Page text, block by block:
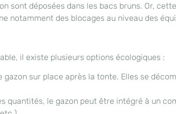
sont déposées dans les bacs bruns. Or,
notamment des blocages au niveau des
il existe plusieurs options écologiques :
gazon sur place après la tonte. Elles se
quantités, le gazon peut être intégré à un